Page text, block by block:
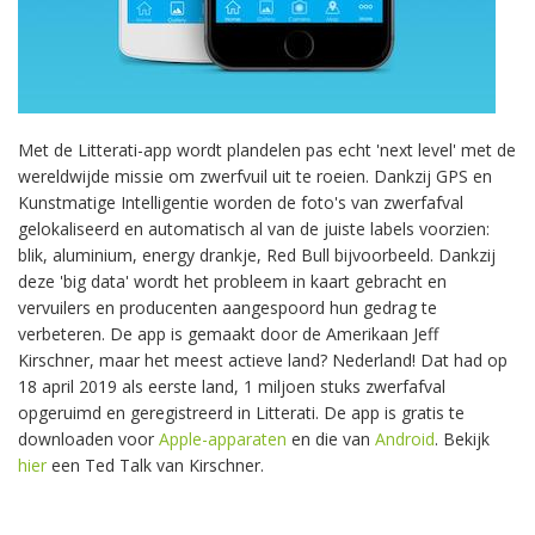
Met de Litterati-app wordt plandelen pas echt 'next level' met de
wereldwijde missie om zwerfvuil uit te roeien. Dankzij GPS en
Kunstmatige Intelligentie worden de foto's van zwerfafval
gelokaliseerd en automatisch al van de juiste labels voorzien:
blik, aluminium, energy drankje, Red Bull bijvoorbeeld. Dankzij
deze 'big data' wordt het probleem in kaart gebracht en
vervuilers en producenten aangespoord hun gedrag te
verbeteren. De app is gemaakt door de Amerikaan Jeff
Kirschner, maar het meest actieve land? Nederland! Dat had op
18 april 2019 als eerste land, 1 miljoen stuks zwerfafval
opgeruimd en geregistreerd in Litterati. De app is gratis te
downloaden voor Apple-apparaten en die van Android. Bekijk
hier een Ted Talk van Kirschner.